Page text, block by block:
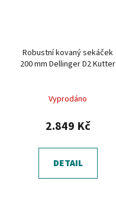
Robustní kovaný sekáček
200 mm Dellinger D2 Kutter
Vyprodáno
2.849 Kč
DETAIL